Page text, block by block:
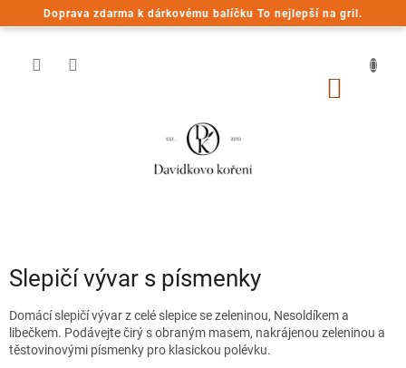
Doprava zdarma k dárkovému balíčku To nejlepší na gril.
na
Slepičí vývar s písmenky
Domácí slepičí vývar z celé slepice se zeleninou, Nesoldíkem a
libečkem. Podávejte čirý s obraným masem, nakrájenou zeleninou a
těstovinovými písmenky pro klasickou polévku.